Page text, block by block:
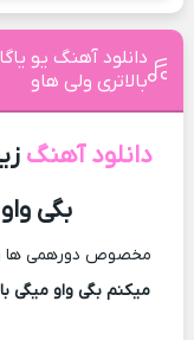
دانلود آهنگ یو
بالاتری ولی هاو
دانلود آهنگ
بگی
مخصوص دورهمی ها
میکنم بگی واو میگی